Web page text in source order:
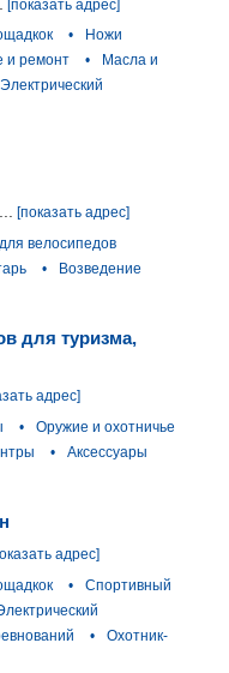
[показать адрес]
•
Ножи
и ремонт •
Масла и
Электрический
[показать адрес]
велосипедов
•
Возведение
для туризма,
адрес]
•
Оружие и охотничье
•
Аксессуары
адрес]
•
Спортивный
•
Охотник-